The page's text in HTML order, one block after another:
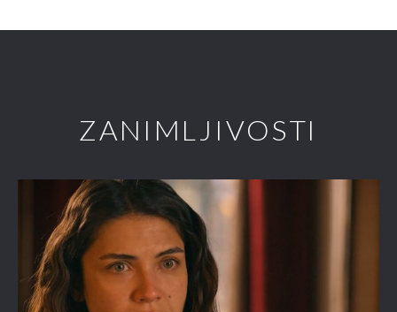
ZANIMLJIVOSTI